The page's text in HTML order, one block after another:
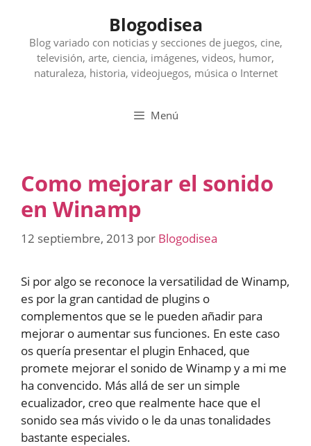
contenido
Blogodisea
Blog variado con noticias y secciones de juegos, cine,
televisión, arte, ciencia, imágenes, videos, humor,
naturaleza, historia, videojuegos, música o Internet
Menú
Como mejorar el sonido
en Winamp
12 septiembre, 2013 por Blogodisea
Si por algo se reconoce la versatilidad de Winamp,
es por la gran cantidad de plugins o
complementos que se le pueden añadir para
mejorar o aumentar sus funciones. En este caso
os quería presentar el plugin Enhaced, que
promete mejorar el sonido de Winamp y a mi me
ha convencido. Más allá de ser un simple
ecualizador, creo que realmente hace que el
sonido sea más vivido o le da unas tonalidades
bastante especiales.